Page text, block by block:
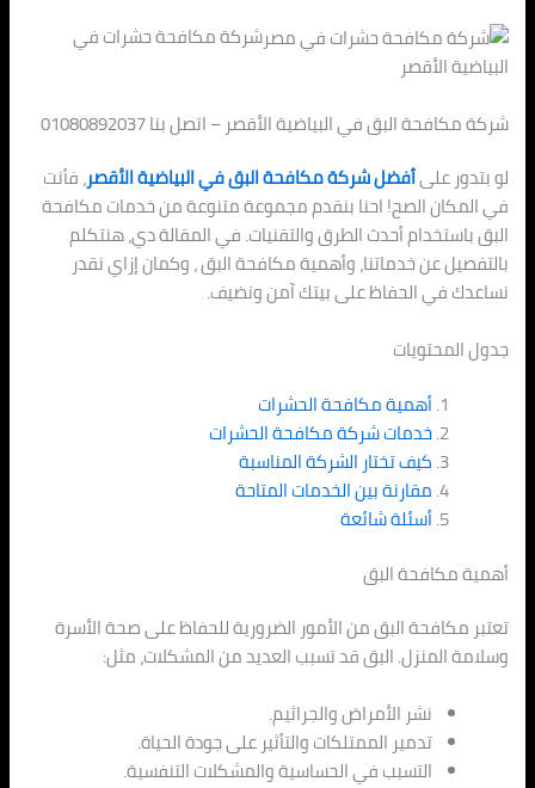
شركة مكافحة حشرات في
البياضية الأقصر
شركة مكافحة البق في البياضية الأقصر – اتصل بنا 01080892037
لو بتدور علىأفضل شركة مكافحة البق في البياضية الأقصر، فأنت
في المكان الصح! احنا بنقدم مجموعة متنوعة من خدمات مكافحة
البق باستخدام أحدث الطرق والتقنيات. في المقالة دي، هنتكلم
بالتفصيل عن خدماتنا، وأهمية مكافحة البق ، وكمان إزاي نقدر
نساعدك في الحفاظ على بيتك آمن ونضيف.
جدول المحتويات
أهمية مكافحة الحشرات
خدمات شركة مكافحة الحشرات
كيف تختار الشركة المناسبة
مقارنة بين الخدمات المتاحة
أسئلة شائعة
أهمية مكافحة البق
تعتبر مكافحة البق من الأمور الضرورية للحفاظ على صحة الأسرة
وسلامة المنزل. البق قد تسبب العديد من المشكلات، مثل:
نشر الأمراض والجراثيم.
تدمير الممتلكات والتأثير على جودة الحياة.
التسبب في الحساسية والمشكلات التنفسية.